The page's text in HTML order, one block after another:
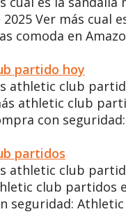
Ver más cual
comoda en
partido hoy
athletic club
athletic club
con
partidos
athletic club
club partidos
seguridad: